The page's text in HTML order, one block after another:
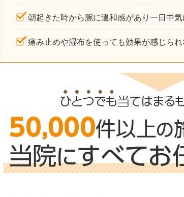
朝起きた時から腕に違和感があり一日中
痛み止めや湿布を使っても効果が感じら